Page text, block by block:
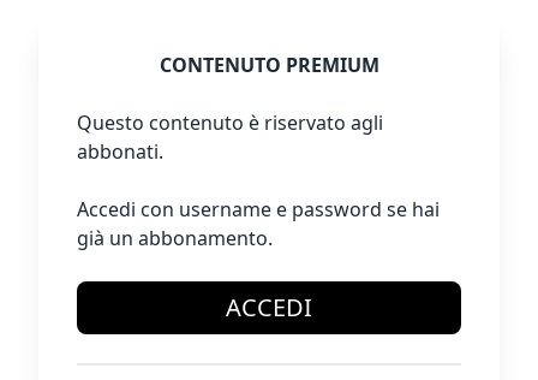
CONTENUTO PREMIUM
Questo contenuto è riservato agli
abbonati.
Accedi con username e password se hai
già un abbonamento.
ACCEDI